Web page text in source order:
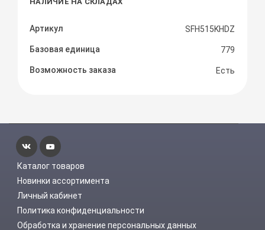
Артикул SFH515KHDZ
Базовая единица 779
Возможность заказа Есть
Каталог товаров
Новинки ассортимента
Личный кабинет
Политика конфиденциальности
Обработка и хранение персональных данных